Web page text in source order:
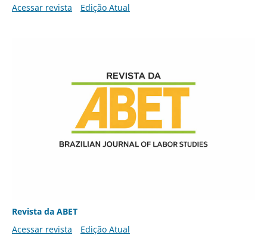
Acessar revista Edição Atual
Revista da ABET
Acessar revista
Edição Atual